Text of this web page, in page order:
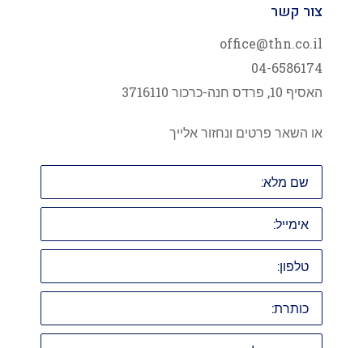
צור קשר
office@thn.co.il
04-6586174
האסיף 10, פרדס חנה-כרכור 3716110
או השאר פרטים ונחזור אלייך
שם
מלא:
אימייל:
טלפון:
כותרת:
ההודעה